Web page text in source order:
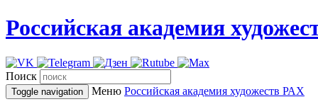
Российская академия
Поиск
Toggle navigation Меню Российская академия художеств РАХ